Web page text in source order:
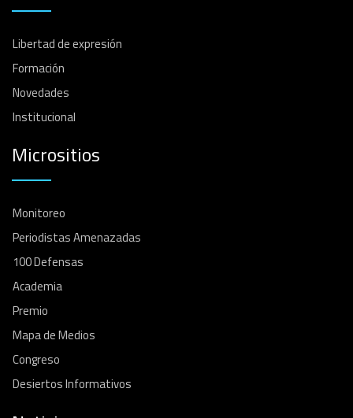
Libertad de expresión
Formación
Novedades
Institucional
Micrositios
Monitoreo
Periodistas Amenazadas
100 Defensas
Academia
Premio
Mapa de Medios
Congreso
Desiertos Informativos